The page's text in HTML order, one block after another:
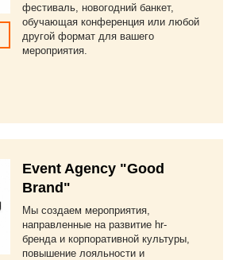
фестиваль, новогодний банкет,
обучающая конференция или любой
другой формат для вашего
мероприятия.
Event Agency "Good
Brand"
Мы создаем мероприятия,
направленные на развитие hr-
бренда и корпоративной культуры,
повышение лояльности и